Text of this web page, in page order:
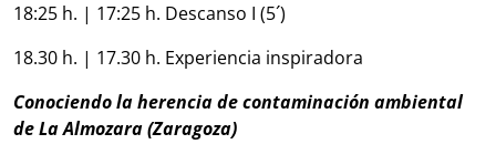
18:25 h. | 17:25 h. Descanso I (5´)
18.30 h. | 17.30 h. Experiencia inspiradora
Conociendo la herencia de contaminación ambiental
de La Almozara (Zaragoza)